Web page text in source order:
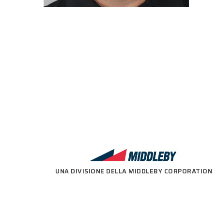
UNA DIVISIONE DELLA MIDDLEBY CORPORATION